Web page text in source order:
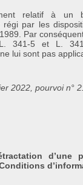
relatif à un
régi par les
Par
341-5 et L.
lui sont pas
2022, pourvoi n°
d’une